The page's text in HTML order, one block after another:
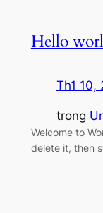
Hello
Th1 10,
trong
Welcome to
delete it, then